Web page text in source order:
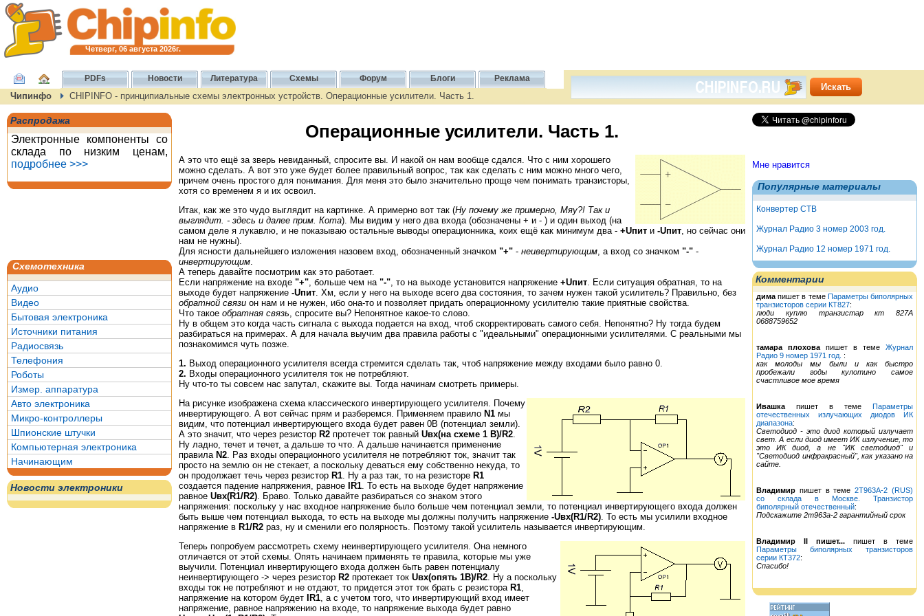
Четверг, 06 августа 2026г.
PDFs Новости Литература Схемы Форум Блоги Реклама
Чипинфо CHIPINFO - принципиальные схемы электронных устройств. Операционные усилители. Часть 1.
Распродажа
Электронные компоненты со
склада по низким ценам,
подробнее >>>
Схемотехника
Аудио
Видео
Бытовая электроника
Источники питания
Радиосвязь
Телефония
Роботы
Измер. аппаратура
Авто электроника
Микро-контроллеры
Шпионские штучки
Компьютерная электроника
Начинающим
Новости электроники
Мне нравится
Популярные материалы
Конвертер СТВ
Журнал Радио 3 номер 2003 год.
Журнал Радио 12 номер 1971 год.
Комментарии
дима пишет в теме Параметры биполярных
транзисторов серии КТ827:
люди куплю транзистар кт 827А
0688759652
тамара плохова пишет в теме Журнал
Радио 9 номер 1971 год. :
как молоды мы были и как быстро
пробежали годы кулотино самое
счастливое мое время
Ивашка пишет в теме Параметры
отечественных излучающих диодов ИК
диапазона:
Светодиод - это диод который излучает
свет. А если диод имеет ИК излучение, то
это ИК диод, а не "ИК светодиод" и
"Светодиод инфракрасный", как указано на
сайте.
Владимир пишет в теме2Т963А-2 (RUS)
со склада в Москве. Транзистор
биполярный отечественный:
Подскажите 2т963а-2 гарантийный срок
Владимир II пишет... пишет в теме
Параметры биполярных транзисторов
серии КТ372:
Спасибо!
Операционные усилители. Часть 1.
А это что ещё за зверь невиданный, спросите вы. И накой он нам вообще сдался. Что с ним хорошего
можно сделать. А вот это уже будет более правильный вопрос, так как сделать с ним можно много чего,
причем очень простого для понимания. Для меня это было значительно проще чем понимать транзисторы,
хотя со временем я и их освоил.
Итак, как же это чудо выглядит на картинке. А примерно вот так (Ну почему же примерно, Мяу?! Так и
выглядит. - здесь и далее прим. Кота). Мы видим у него два входа (обозначены + и - ) и один выход (на
самом деле я лукавлю, и не показываю остальные выводы операционника, коих ещё как минимум два - +Uпит и -Uпит , но сейчас они
нам не нужны).
Для ясности дальнейшего изложения назовем вход, обозначенный значком "+" - неивертирующим , а вход со значком "-" -
инвертирующим
А теперь давайте посмотрим как это работает.
Если напряжение на входе "+" , больше чем на "-" , то на выходе установится напряжение +Uпит . Если ситуация обратная, то на
выходе будет напряжение -Uпит . Хм, если у него на выходе всего два состояния, то зачем нужен такой усилитель? Правильно, без
обратной связи он нам и не нужен, ибо она-то и позволяет придать операционному усилителю такие приятные свойства.
Что такое обратная связь , спросите вы? Непонятное какое-то слово.
Ну в общем это когда часть сигнала с выхода подается на вход, чтоб скорректировать самого себя. Непонятно? Ну тогда будем
разбираться на примерах. А для начала выучим два правила работы с "идеальными" операционными усилителями. С реальными мы
познакомимся чуть позже.
1. Выход операционного усилителя всегда стремится сделать так, чтоб напряжение между входами было равно 0.
2. Входы операционного усилителя ток не потребляют.
Ну что-то ты совсем нас запутал, скажите вы. Тогда начинам смотреть примеры.
На рисунке изображена схема классического инвертирующего усилителя. Почему
инвертирующего. А вот сейчас прям и разберемся. Применяем правило N1 мы
видим, что потенциал инвертирующего входа будет равен 0В (потенциал земли).
А это значит, что через резистор R2 протечет ток равный Uвх(на схеме 1 В)/R2
Ну ладно, течет и течет, а дальше то что. А дальше начинается применение
правила N2 . Раз входы операционного усилителя не потребляют ток, значит так
просто на землю он не стекает, а поскольку деваться ему собственно некуда, то
он продолжает течь через резистор R1 . Ну а раз так, то на резисторе R1
создается падение напряжения, равное
IR1 . То есть на выходе будет напряжение
равное Uвх(R1/R2) . Браво. Только давайте разбираться со знаком этого
напряжения: поскольку у нас входное напряжение было больше чем потенциал земли, то потенциал инвертирующего входа должен
быть выше чем потенциал выхода, то есть на выходе мы должны получить напряжение -Uвх(R1/R2) . То есть мы усилили входное
напряжение в R1/R2 раз, ну и сменили его полярность. Поэтому такой усилитель называется инвертирующим.
Теперь попробуем рассмотреть схему неинвертирующего усилителя. Она немного
отличается от этой схемы. Опять начинаем применять те правила, которые мы уже
выучили. Потенциал инвертирующего входа должен быть равен потенциалу
неинвертирующего -> через резистор R2 протекает ток Uвх(опять 1В)/R2 . Ну а поскольку
входы ток не потребляют и не отдают, то придется этот ток брать с резистора R1
напряжение на котором будет
IR1 , а с учетом того, что инвертирующий вход имеет
напряжение, равное напряжению на входе, то напряжение выхода будет равно